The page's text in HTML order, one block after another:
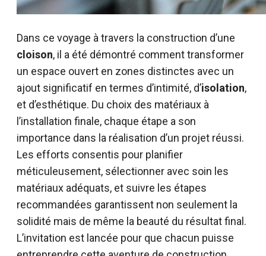
Dans ce voyage à travers la construction d’une
cloison, il a été démontré comment transformer
un espace ouvert en zones distinctes avec un
ajout significatif en termes d’intimité, d’isolation,
et d’esthétique. Du choix des matériaux à
l’installation finale, chaque étape a son
importance dans la réalisation d’un projet réussi.
Les efforts consentis pour planifier
méticuleusement, sélectionner avec soin les
matériaux adéquats, et suivre les étapes
recommandées garantissent non seulement la
solidité mais de même la beauté du résultat final.
L’invitation est lancée pour que chacun puisse